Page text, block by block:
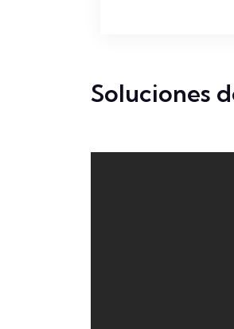
Soluciones